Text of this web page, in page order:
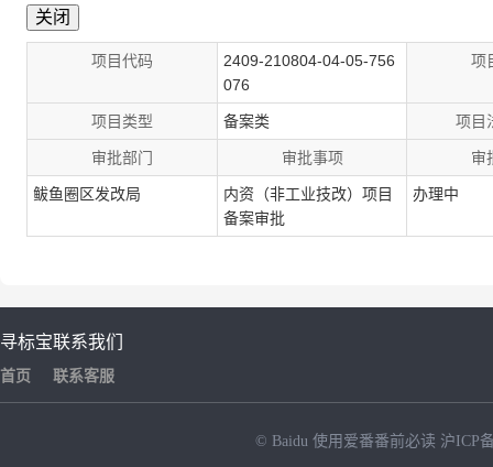
项目代码
2409-210804-04-05-756
076
项
项目类型 备案类 项目
审批部门 审批事项 审
鲅鱼圈区发改局
内资（非工业技改）项目
备案审批
办理中
寻标宝
首页
联系我们
联系客服
© Baidu 使用爱番番前必读 沪ICP